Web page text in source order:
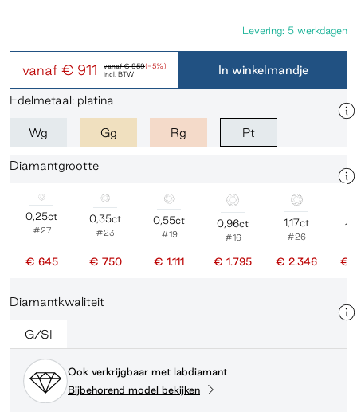
vanaf€ 959(-5%)
vanaf € 911 incl. BTW
Levering: 5 werkdagen
In winkelmandje
Edelmetaal: platina
Wg Gg Rg Pt
Diamantgrootte
0,25ct
#27
€ 645
0,35ct
#23
€ 750
0,55ct
#19
€ 1.111
0,96ct
#16
€ 1.795
1,17ct
#26
€ 2.346 €
Diamantkwaliteit
G/SI
Ook verkrijgbaar met labdiamant
Bijbehorend model bekijken